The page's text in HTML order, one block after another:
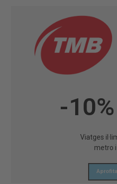
-
Viatges
metro